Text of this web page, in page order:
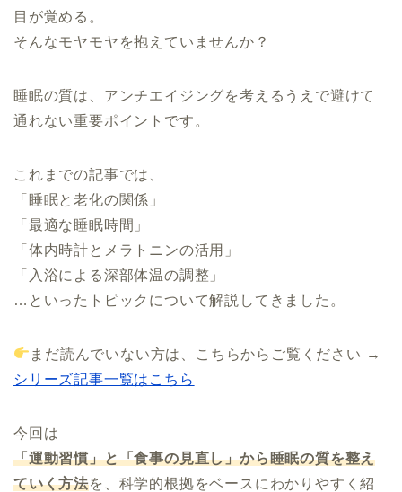
目が覚める。
そんなモヤモヤを抱えていませんか？
睡眠の質は、アンチエイジングを考えるうえで避けて
通れない重要ポイントです。
これまでの記事では、
「睡眠と老化の関係」
「最適な睡眠時間」
「体内時計とメラトニンの活用」
「入浴による深部体温の調整」
…といったトピックについて解説してきました。
まだ読んでいない方は、こちらからご覧ください →
シリーズ記事一覧はこちら
今回は
「運動習慣」と「食事の見直し」から睡眠の質を整え
ていく方法を、科学的根拠をベースにわかりやすく紹